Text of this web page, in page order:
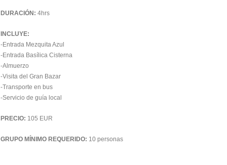
DURACIÓN: 4hrs
INCLUYE:
-Entrada Mezquita Azul
-Entrada Basílica Cisterna
-Almuerzo
-Visita del Gran Bazar
-Transporte en bus
-Servicio de guía local
PRECIO: 105 EUR
GRUPO MÍNIMO REQUERIDO: 10 personas